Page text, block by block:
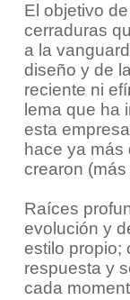
El objetivo
cerraduras
a la
diseño y de
reciente ni
lema que ha
esta
hace ya
crearon
Raíces
evolución y
estilo propio;
respuesta y
cada